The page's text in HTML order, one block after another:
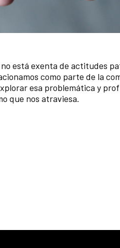
está exenta de actitudes
como parte de la
esa problemática y
que nos atraviesa.